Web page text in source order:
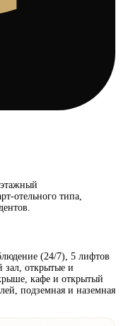
отельного типа,
(24/7), 5 лифтов
зал, открытые и
кафе и открытый
подземная и наземная